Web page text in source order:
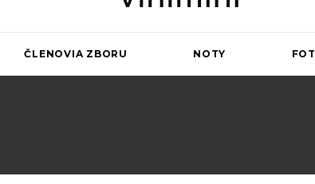
pri Saleziánoch Don Bosca v Bardejove na
ČLENOVIA ZBORU NOTY